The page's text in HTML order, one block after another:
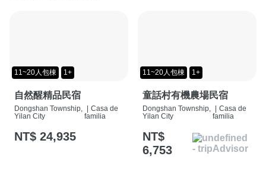
11~20人包棟 1+
自然醒精品民宿
Dongshan Township,
Yilan City
Casa de
familia
NT$ 24,935
11~20人包棟 1+
童話村有機農場民宿
Dongshan Township,
Yilan City
Casa de
familia
NT$
6,753